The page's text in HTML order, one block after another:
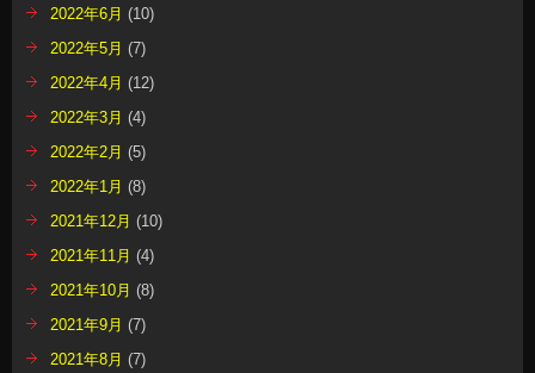
2022年6月 (10)
2022年5月 (7)
2022年4月 (12)
2022年3月 (4)
2022年2月 (5)
2022年1月 (8)
2021年12月 (10)
2021年11月 (4)
2021年10月 (8)
2021年9月 (7)
2021年8月 (7)